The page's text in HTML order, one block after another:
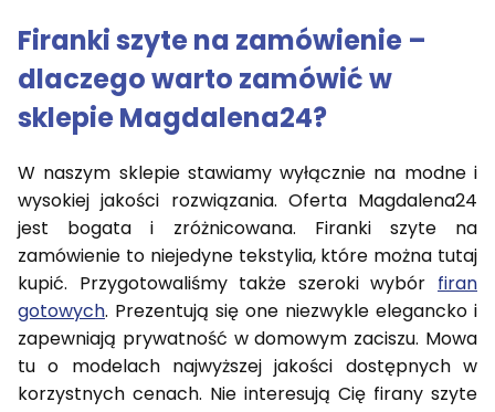
Firanki szyte na zamówienie –
dlaczego warto zamówić w
sklepie Magdalena24?
W naszym sklepie stawiamy wyłącznie na modne i
wysokiej jakości rozwiązania. Oferta Magdalena24
jest bogata i zróżnicowana. Firanki szyte na
zamówienie to niejedyne tekstylia, które można tutaj
kupić. Przygotowaliśmy także szeroki wybór firan
gotowych. Prezentują się one niezwykle elegancko i
zapewniają prywatność w domowym zaciszu. Mowa
tu o modelach najwyższej jakości dostępnych w
korzystnych cenach. Nie interesują Cię firany szyte